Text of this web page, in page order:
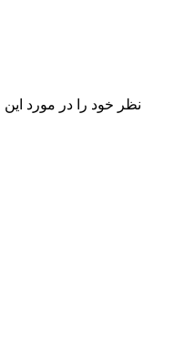
نظر خود را در مورد